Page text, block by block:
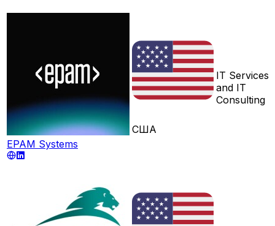
EPAM Systems
США
IT Services
and IT
Consulting